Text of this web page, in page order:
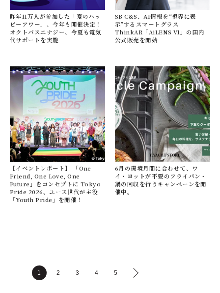
昨年11万人が参加した「夏のハッ
ピーアワー」、今年も開催決定！
オクトパスエナジー、今夏も電気
代サポートを実施
SB C&S、AI情報を“視界に表
示”するスマートグラス
ThinkAR「AiLENS V1」の国内
公式販売を開始
【イベントレポート】 「One
Friend, One Love, One
Future」をコンセプトに Tokyo
Pride 2026、ユース世代が主役
「Youth Pride」を開催！
6月の環境月間に合わせて、ワ
イ・ヨットが不要のフライパン・
鍋の回収を行うキャンペーンを開
催中。
1 2 3 4 5